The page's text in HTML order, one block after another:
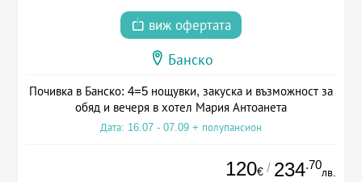
виж офертата
Банско
Почивка в Банско: 4=5 нощувки, закуска и възможност за
обяд и вечеря в хотел Мария Антоанета
Дата: 16.07 - 07.09 + полупансион
120€ / 234.70
лв.